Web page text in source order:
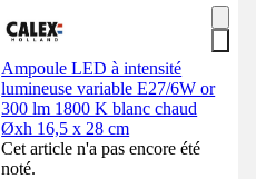
Ampoule LED à intensité
lumineuse variable E27/6W or
300 lm 1800 K blanc chaud
Øxh 16,5 x 28 cm
Cet article n'a pas encore été
noté.